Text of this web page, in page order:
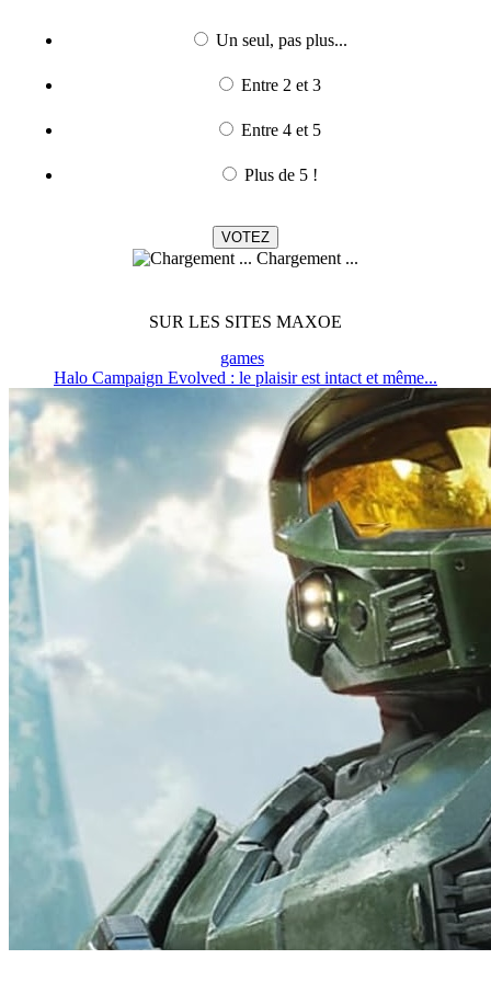
Un seul, pas plus...
Entre 2 et 3
Entre 4 et 5
Plus de 5 !
Chargement ...
SUR LES SITES MAXOE
games
Halo Campaign Evolved : le plaisir est intact et même...